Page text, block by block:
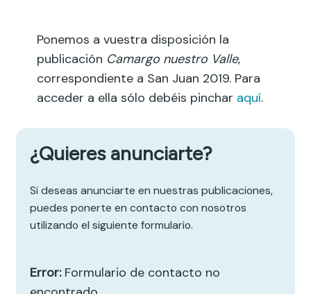
Ponemos a vuestra disposición la
publicación Camargo nuestro Valle,
correspondiente a San Juan 2019. Para
acceder a ella sólo debéis pinchar aquí.
¿Quieres anunciarte?
Si deseas anunciarte en nuestras publicaciones,
puedes ponerte en contacto con nosotros
utilizando el siguiente formulario.
Error:Formulario de contacto no